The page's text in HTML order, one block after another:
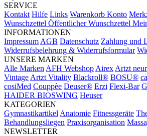
SERVICE
Kontakt Hilfe Links Warenkorb Konto
Wunschzettel Öffentlicher Wunschzettel
INFORMATIONEN
Impressum AGB Datenschutz Zahlung und
Widerrufsbelehrung & Widerrufsformular
UNSERE MARKEN
Alle Marken AFH Webshop Airex Artzt
Vintage Artzt Vitality Blackroll® BOSU®
cosiMed Couppèe Deuser® Erzi Flexi-Bar
HAIDER BIOSWING Heuser
KATEGORIEN
Gymnastikartikel Anatomie Fitnessgeräte
Behandlungsliegen Praxisorganisation
NEWSLETTER